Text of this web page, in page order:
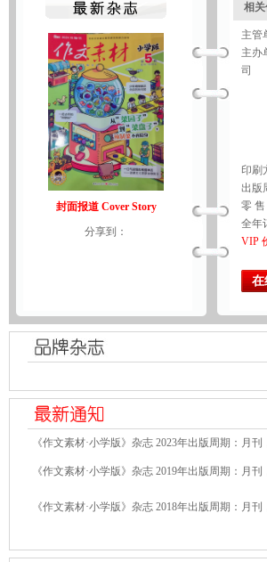
封面报道 Cover Story
分享到：
相
主管
主办
司
印刷
出版
零 售
全年
VIP
在
《作文素材·小学版》杂志 2023年出版周期：月
《作文素材·小学版》杂志 2019年出版周期：月
《作文素材·小学版》杂志 2018年出版周期：月